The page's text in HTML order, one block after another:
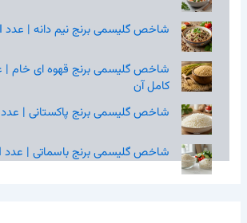
شاخص گلیسمی برنج نیم‌ دانه | عدد GI و بررسی کامل آن
کامل آن
شاخص گلیسمی برنج پاکستانی | عدد GI و بررسی کامل آن
شاخص گلیسمی برنج باسماتی | عدد GI و بررسی کامل آن